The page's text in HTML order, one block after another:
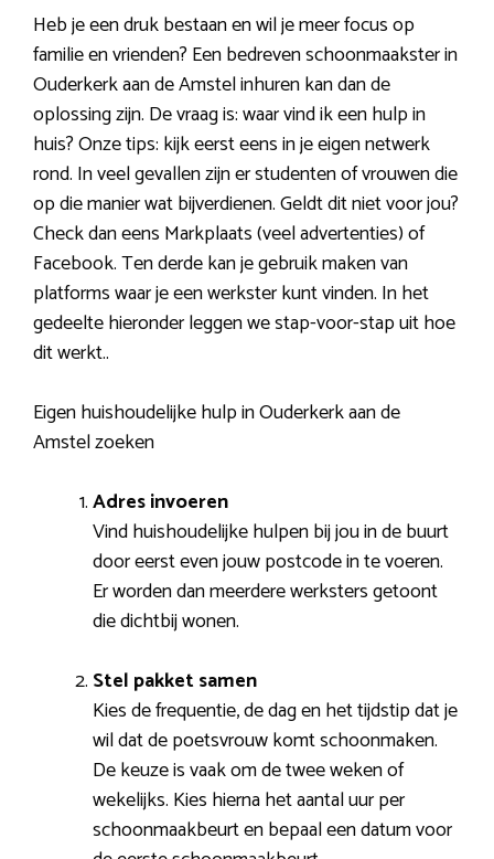
Heb je een druk bestaan en wil je meer focus op
familie en vrienden? Een bedreven schoonmaakster in
Ouderkerk aan de Amstel inhuren kan dan de
oplossing zijn. De vraag is: waar vind ik een hulp in
huis? Onze tips: kijk eerst eens in je eigen netwerk
rond. In veel gevallen zijn er studenten of vrouwen die
op die manier wat bijverdienen. Geldt dit niet voor jou?
Check dan eens Markplaats (veel advertenties) of
Facebook. Ten derde kan je gebruik maken van
platforms waar je een werkster kunt vinden. In het
gedeelte hieronder leggen we stap-voor-stap uit hoe
dit werkt..
Eigen huishoudelijke hulp in Ouderkerk aan de
Amstel zoeken
Adres invoeren
Vind huishoudelijke hulpen bij jou in de buurt
door eerst even jouw postcode in te voeren.
Er worden dan meerdere werksters getoont
die dichtbij wonen.
Stel pakket samen
Kies de frequentie, de dag en het tijdstip dat je
wil dat de poetsvrouw komt schoonmaken.
De keuze is vaak om de twee weken of
wekelijks. Kies hierna het aantal uur per
schoonmaakbeurt en bepaal een datum voor